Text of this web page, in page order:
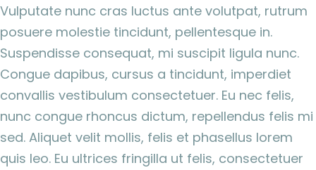
Vulputate nunc cras luctus ante volutpat, rutrum
posuere molestie tincidunt, pellentesque in.
Suspendisse consequat, mi suscipit ligula nunc.
Congue dapibus, cursus a tincidunt, imperdiet
convallis vestibulum consectetuer. Eu nec felis,
nunc congue rhoncus dictum, repellendus felis mi
sed. Aliquet velit mollis, felis et phasellus lorem
quis leo. Eu ultrices fringilla ut felis, consectetuer